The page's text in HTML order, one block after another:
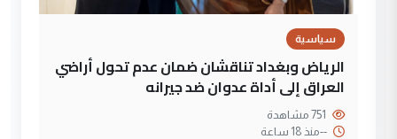
سياسية
الرياض وبغداد تناقشان ضمان عدم تحول أراضي
العراق إلى أداة عدوان ضد جيرانه
--منذ 18 ساعة